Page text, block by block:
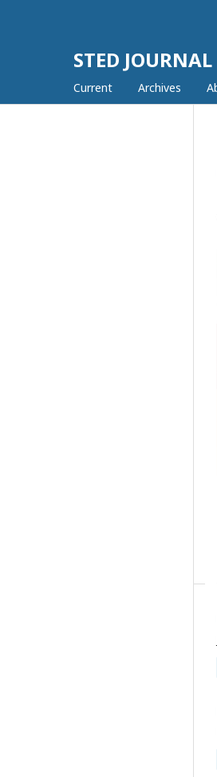
STED JOURNAL
Current Archives